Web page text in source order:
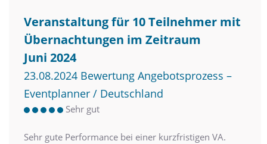
Veranstaltung für 10 Teilnehmer mit
Übernachtungen im Zeitraum
Juni 2024
23.08.2024 Bewertung Angebotsprozess –
Eventplanner / Deutschland
Sehr gut
Sehr gute Performance bei einer kurzfristigen VA.